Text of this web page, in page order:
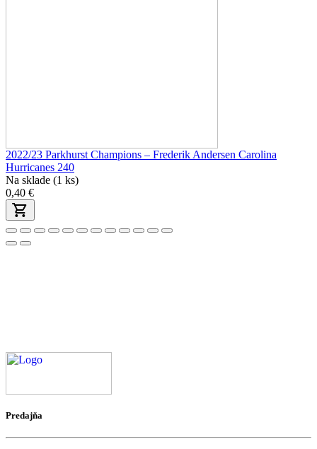
2022/23 Parkhurst Champions – Frederik Andersen Carolina
Hurricanes 240
Na sklade (1 ks)
0,40 €
Predajňa